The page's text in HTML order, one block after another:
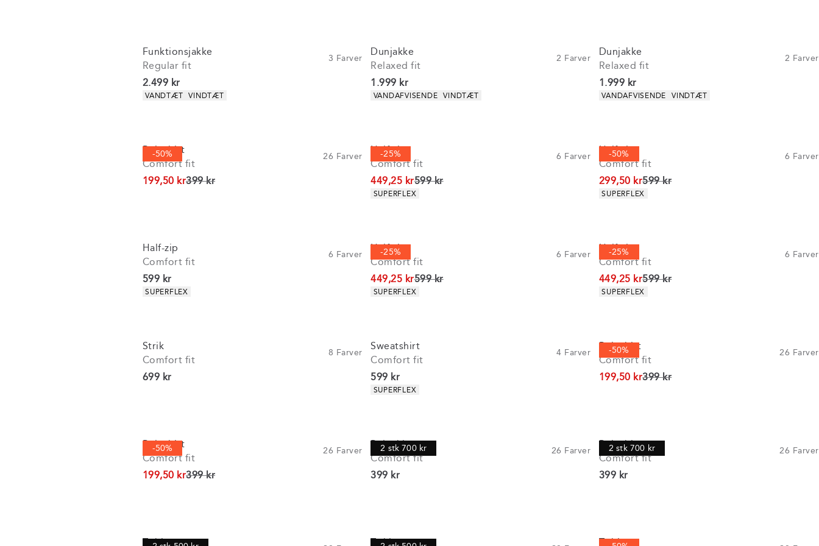
Funktionsjakke
Regular fit
3 Farver
I alt (inkl. rabat)
2.499 kr
Produkt egenskaber
VANDTÆT VINDTÆT
Dunjakke
Relaxed fit
2 Farver
I alt (inkl. rabat)
1.999 kr
Produkt egenskaber
VANDAFVISENDE VINDTÆT
Dunjakke
Relaxed fit
2 Farver
I alt (inkl. rabat)
1.999 kr
Produkt egenskaber
VANDAFVISENDE VINDTÆT
-50%
Poloshirt
Comfort fit
26 Farver
199,50 krI alt (uden rabat)
399 kr
-25%
Half-zip
Comfort fit
6 Farver
449,25 krI alt (uden rabat)
599 kr
Produkt egenskaber
SUPERFLEX
-50%
Half-zip
Comfort fit
6 Farver
299,50 krI alt (uden rabat)
599 kr
Produkt egenskaber
SUPERFLEX
Half-zip
Comfort fit
6 Farver
I alt (inkl. rabat)
599 kr
Produkt egenskaber
SUPERFLEX
-25%
Half-zip
Comfort fit
6 Farver
449,25 krI alt (uden rabat)
599 kr
Produkt egenskaber
SUPERFLEX
-25%
Half-zip
Comfort fit
6 Farver
449,25 krI alt (uden rabat)
599 kr
Produkt egenskaber
SUPERFLEX
Strik
Comfort fit
8 Farver
I alt (inkl. rabat)
699 kr
Sweatshirt
Comfort fit
4 Farver
I alt (inkl. rabat)
599 kr
Produkt egenskaber
SUPERFLEX
-50%
Poloshirt
Comfort fit
26 Farver
199,50 krI alt (uden rabat)
399 kr
-50%
Poloshirt
Comfort fit
26 Farver
199,50 krI alt (uden rabat)
399 kr
2 stk 700 kr
Poloshirt
Comfort fit
26 Farver
I alt (inkl. rabat)
399 kr
2 stk 700 kr
Poloshirt
Comfort fit
26 Farver
I alt (inkl. rabat)
399 kr
T-shirt
T-shirt
T-shirt